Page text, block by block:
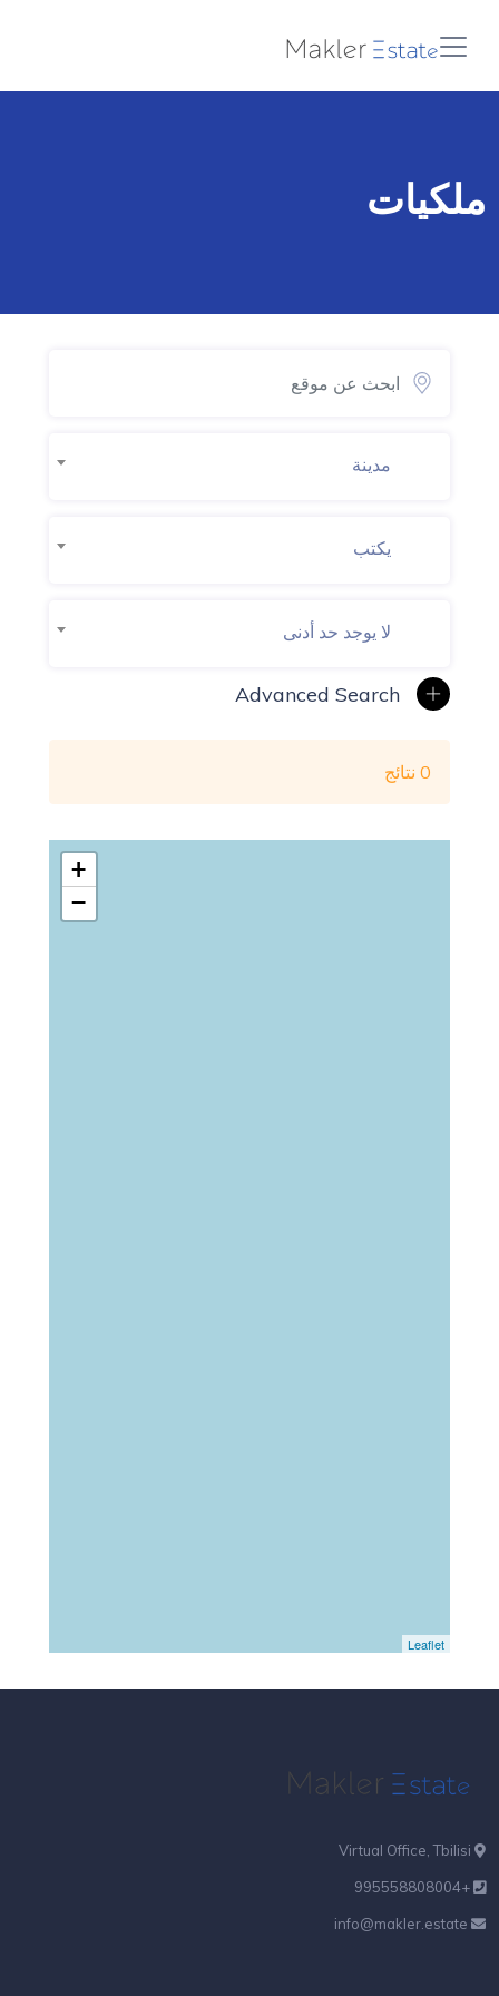
ملكيات
مدينة
يكتب
لا يوجد حد أدنى
0 نتائج
+
−
Leaflet
+995558808004
info@makler.estate